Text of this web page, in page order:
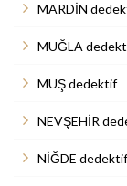
MARDİN
MUĞLA
MUŞ dedektif
NEVŞEHİR
NİĞDE dedektif